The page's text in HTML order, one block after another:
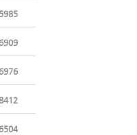
5985
6909
6976
6504